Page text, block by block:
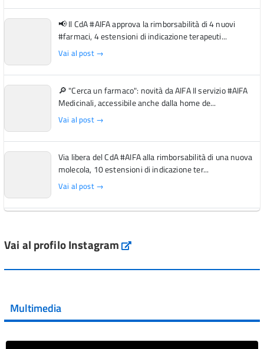
📢 Il CdA #AIFA approva la rimborsabilità di 4 nuovi
#farmaci, 4 estensioni di indicazione terapeuti...
Vai al post →
🔎 "Cerca un farmaco": novità da AIFA Il servizio #AIFA
Medicinali, accessibile anche dalla home de...
Vai al post →
Via libera del CdA #AIFA alla rimborsabilità di una nuova
molecola, 10 estensioni di indicazione ter...
Vai al post →
Vai al post →
Vai al post →
Vai al profilo Instagram Instagram
Multimedia